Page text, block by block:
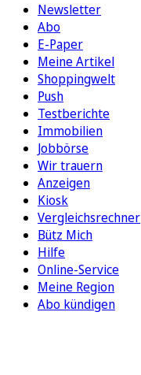
Newsletter
Abo
E-Paper
Meine Artikel
Shoppingwelt
Push
Testberichte
Immobilien
Jobbörse
Wir trauern
Anzeigen
Kiosk
Vergleichsrechner
Bütz Mich
Hilfe
Online-Service
Meine Region
Abo kündigen